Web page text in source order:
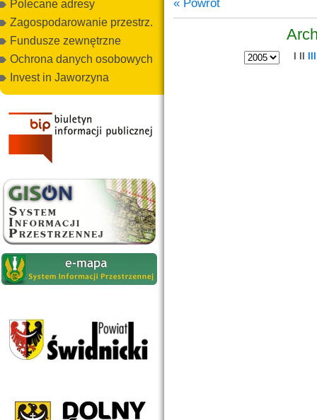
Polecane adresy
Zagospodarowanie przestrz.
Fundusze zewnętrzne
Ochrona danych osobowych
Invest in Jaworzyna
I II III